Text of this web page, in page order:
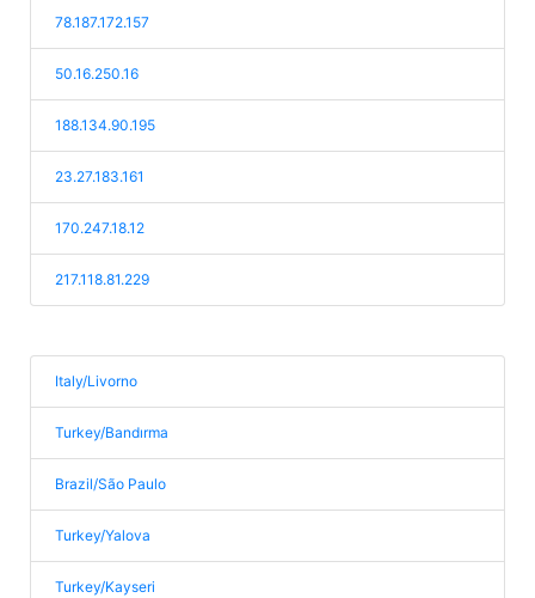
78.187.172.157
50.16.250.16
188.134.90.195
23.27.183.161
170.247.18.12
217.118.81.229
Italy/Livorno
Turkey/Bandırma
Brazil/São Paulo
Turkey/Yalova
Turkey/Kayseri